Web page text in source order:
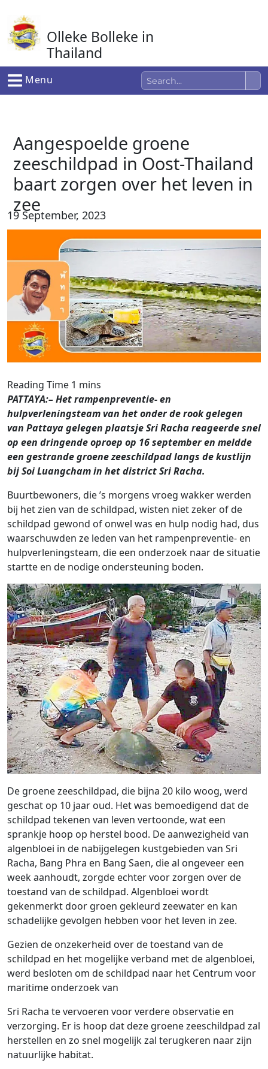
naar
de
inhoud
Olleke Bolleke in
Thailand
In Thailand
Menu
Aangespoelde groene
zeeschildpad in Oost-Thailand
baart zorgen over het leven in
zee
19 September, 2023
PATTAYA:– Het rampenpreventie- en
hulpverleningsteam van het onder de rook gelegen
van Pattaya gelegen plaatsje Sri Racha reageerde snel
op een dringende oproep op 16 september en meldde
een gestrande groene zeeschildpad langs de kustlijn
bij Soi Luangcham in het district Sri Racha.
Buurtbewoners, die ’s morgens vroeg wakker werden
bij het zien van de schildpad, wisten niet zeker of de
schildpad gewond of onwel was en hulp nodig had, dus
waarschuwden ze leden van het rampenpreventie- en
hulpverleningsteam, die een onderzoek naar de situatie
startte en de nodige ondersteuning boden.
De groene zeeschildpad, die bijna 20 kilo woog, werd
geschat op 10 jaar oud. Het was bemoedigend dat de
schildpad tekenen van leven vertoonde, wat een
sprankje hoop op herstel bood. De aanwezigheid van
algenbloei in de nabijgelegen kustgebieden van Sri
Racha, Bang Phra en Bang Saen, die al ongeveer een
week aanhoudt, zorgde echter voor zorgen over de
toestand van de schildpad. Algenbloei wordt
gekenmerkt door groen gekleurd zeewater en kan
schadelijke gevolgen hebben voor het leven in zee.
Gezien de onzekerheid over de toestand van de
schildpad en het mogelijke verband met de algenbloei,
werd besloten om de schildpad naar het Centrum voor
maritime onderzoek van
Sri Racha te vervoeren voor verdere observatie en
verzorging. Er is hoop dat deze groene zeeschildpad zal
herstellen en zo snel mogelijk zal terugkeren naar zijn
natuurlijke habitat.